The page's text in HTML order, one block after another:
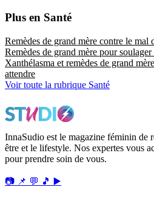
Plus en Santé
Remèdes de grand mère contre le mal
Remèdes de grand mère pour
Xanthélasma et remèdes de grand
attendre
Voir toute la rubrique Santé
InnaSudio est le magazine féminin de
être et le lifestyle. Nos expertes vous
pour prendre soin de vous.
📷 📌 💬 🎵 ▶️